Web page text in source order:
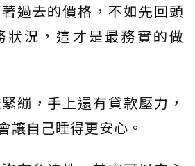
過去的價格，不如先回頭
狀況，這才是最務實的做
繃，手上還有貸款壓力，
讓自己睡得更安心。